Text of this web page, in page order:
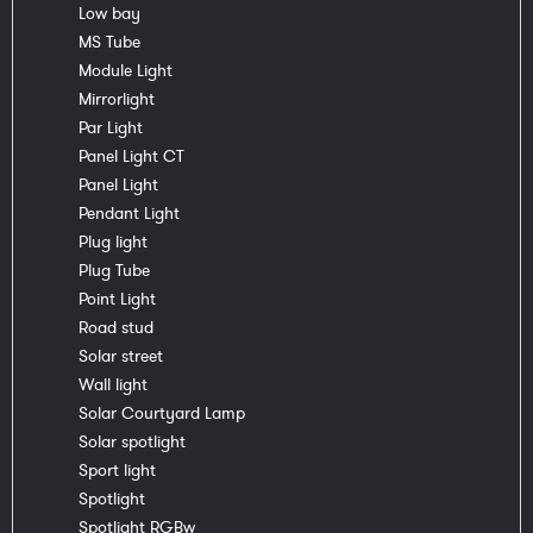
Low bay
MS Tube
Module Light
Mirrorlight
Par Light
Panel Light CT
Panel Light
Pendant Light
Plug light
Plug Tube
Point Light
Road stud
Solar street
Wall light
Solar Courtyard Lamp
Solar spotlight
Sport light
Spotlight
Spotlight RGBw